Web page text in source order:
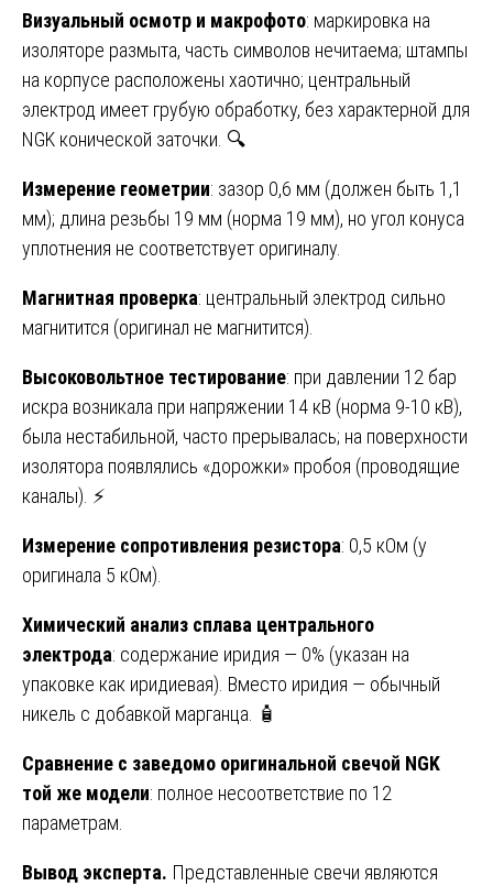
Визуальный осмотр и макрофото: маркировка на
изоляторе размыта, часть символов нечитаема; штампы
на корпусе расположены хаотично; центральный
электрод имеет грубую обработку, без характерной для
NGK конической заточки. 🔍
Измерение геометрии: зазор 0,6 мм (должен быть 1,1
мм); длина резьбы 19 мм (норма 19 мм), но угол конуса
уплотнения не соответствует оригиналу.
Магнитная проверка: центральный электрод сильно
магнитится (оригинал не магнитится).
Высоковольтное тестирование: при давлении 12 бар
искра возникала при напряжении 14 кВ (норма 9-10 кВ),
была нестабильной, часто прерывалась; на поверхности
изолятора появлялись «дорожки» пробоя (проводящие
каналы). ⚡
Измерение сопротивления резистора: 0,5 кОм (у
оригинала 5 кОм).
Химический анализ сплава центрального
электрода: содержание иридия — 0% (указан на
упаковке как иридиевая). Вместо иридия — обычный
никель с добавкой марганца. 🧴
Сравнение с заведомо оригинальной свечой NGK
той же модели: полное несоответствие по 12
параметрам.
Вывод эксперта. Представленные свечи являются